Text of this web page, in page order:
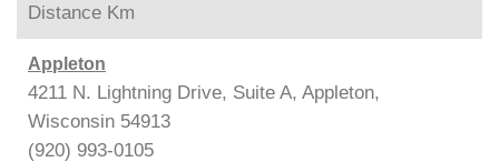
Distance Km
Appleton
4211 N. Lightning Drive, Suite A, Appleton,
Wisconsin 54913
(920) 993-0105